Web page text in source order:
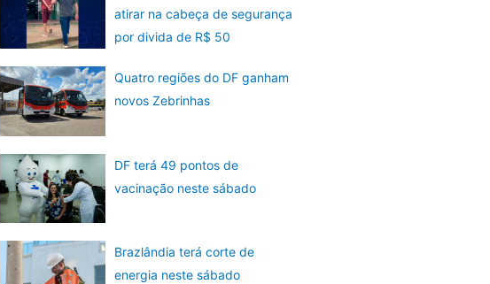
atirar na cabeça de segurança
por divida de R$ 50
Quatro regiões do DF ganham
novos Zebrinhas
DF terá 49 pontos de
vacinação neste sábado
Brazlândia terá corte de
energia neste sábado